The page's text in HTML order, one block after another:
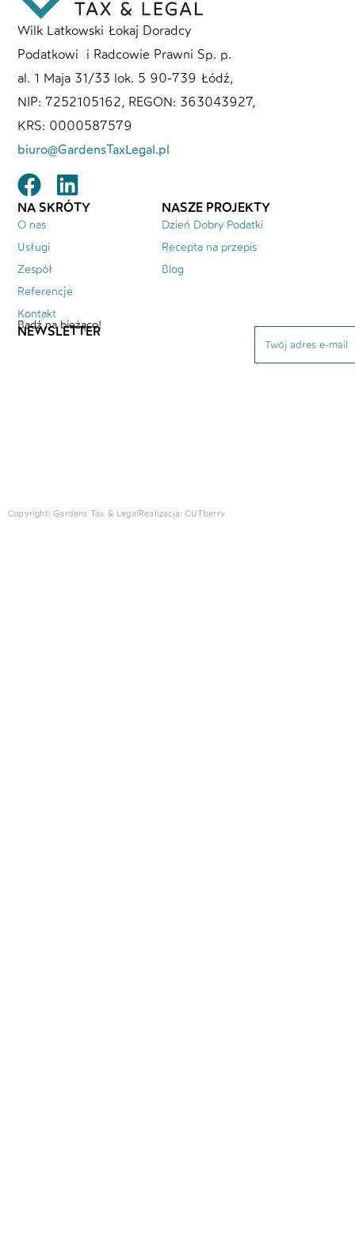
Wilk Latkowski Łokaj Doradcy
Podatkowi i Radcowie Prawni Sp. p.
al. 1 Maja 31/33 lok. 5 90-739 Łódź,
NIP: 7252105162, REGON: 363043927,
KRS: 0000587579
biuro@GardensTaxLegal.pl
NA SKRÓTY
O nas
Usługi
Zespół
Referencje
Kontakt
NASZE PROJEKTY
Dzień Dobry Podatki
Recepta na przepis
Blog
NEWSLETTER
Bądź na bieżąco!
Copyright: Gardens Tax & Legal Realizacja:CUTberry